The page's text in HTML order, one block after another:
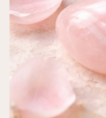
Afficher
les
résultats